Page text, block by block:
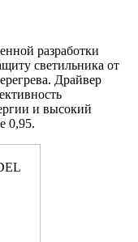
разработки
светильника от
Драйвер
и высокий
0,95.